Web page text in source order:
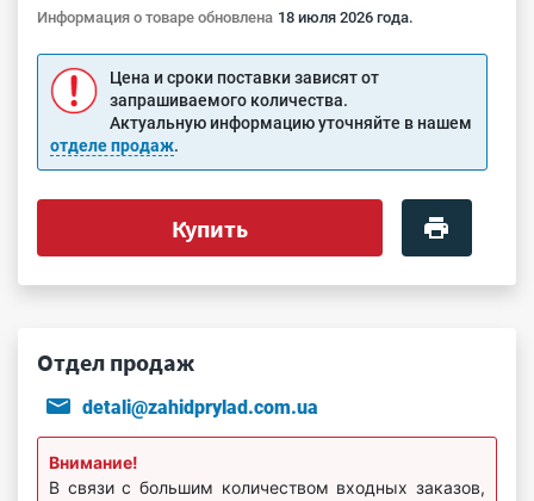
Информация о товаре обновлена 18 июля 2026 года.
Цена и сроки поставки зависят от
запрашиваемого количества.
Актуальную информацию уточняйте в нашем
отделе продаж.
Купить
Отдел продаж
detali@zahidprylad.com.ua
Внимание!
В связи с большим количеством входных заказов,